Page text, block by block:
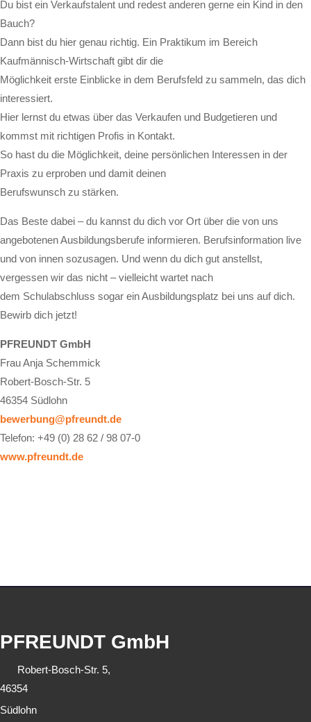
Du bist ein Verkaufstalent und redest anderen gerne ein Kind in den
Bauch?
Dann bist du hier genau richtig. Ein Praktikum im Bereich
Kaufmännisch-Wirtschaft gibt dir die
Möglichkeit erste Einblicke in dem Berufsfeld zu sammeln, das dich
interessiert.
Hier lernst du etwas über das Verkaufen und Budgetieren und
kommst mit richtigen Profis in Kontakt.
So hast du die Möglichkeit, deine persönlichen Interessen in der
Praxis zu erproben und damit deinen
Berufswunsch zu stärken.
Das Beste dabei – du kannst du dich vor Ort über die von uns
angebotenen Ausbildungsberufe informieren. Berufsinformation live
und von innen sozusagen. Und wenn du dich gut anstellst,
vergessen wir das nicht – vielleicht wartet nach
dem Schulabschluss sogar ein Ausbildungsplatz bei uns auf dich.
Bewirb dich jetzt!
PFREUNDT GmbH
Frau Anja Schemmick
Robert-Bosch-Str. 5
46354 Südlohn
bewerbung@pfreundt.de
Telefon: +49 (0) 28 62 / 98 07-0
www.pfreundt.de
PFREUNDT GmbH
Robert-Bosch-Str. 5,
46354
Südlohn